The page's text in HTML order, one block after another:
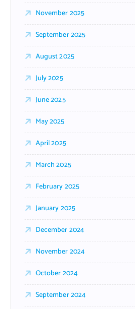
November 2025
September 2025
August 2025
July 2025
June 2025
May 2025
April 2025
March 2025
February 2025
January 2025
December 2024
November 2024
October 2024
September 2024